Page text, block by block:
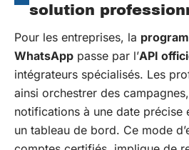
solution
Pour les entreprises, la
WhatsApp passe par l’API
intégrateurs spécialisés. Les
ainsi orchestrer des
notifications à une date précise
un tableau de bord. Ce mode